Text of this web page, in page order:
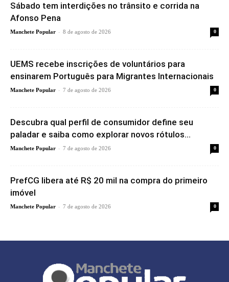
Sábado tem interdições no trânsito e corrida na
Afonso Pena
Manchete Popular - 8 de agosto de 2026 0
UEMS recebe inscrições de voluntários para
ensinarem Português para Migrantes Internacionais
Manchete Popular - 7 de agosto de 2026 0
Descubra qual perfil de consumidor define seu
paladar e saiba como explorar novos rótulos...
Manchete Popular - 7 de agosto de 2026 0
PrefCG libera até R$ 20 mil na compra do primeiro
imóvel
Manchete Popular - 7 de agosto de 2026 0